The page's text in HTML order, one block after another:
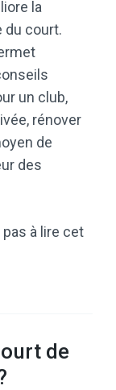
la
du court.
un club,
rénover
de
des
à lire cet
de